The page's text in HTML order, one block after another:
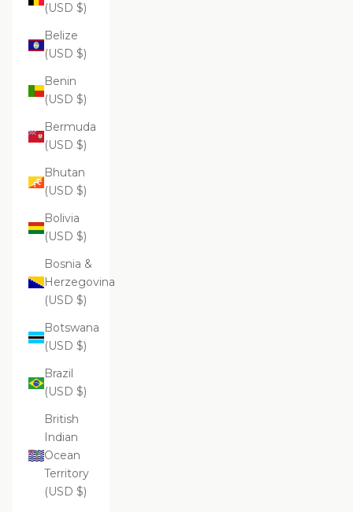
(USD $)
Belize
(USD $)
Benin
(USD $)
Bermuda
(USD $)
Bhutan
(USD $)
Bolivia
(USD $)
Bosnia &
Herzegovina
(USD $)
Botswana
(USD $)
Brazil
(USD $)
British
Indian
Ocean
Territory
(USD $)